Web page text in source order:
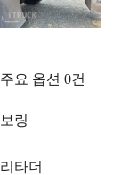
주요 옵션 0건
보링
리타더